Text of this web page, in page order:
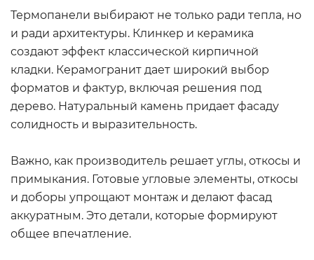
Термопанели выбирают не только ради тепла, но
и ради архитектуры. Клинкер и керамика
создают эффект классической кирпичной
кладки. Керамогранит дает широкий выбор
форматов и фактур, включая решения под
дерево. Натуральный камень придает фасаду
солидность и выразительность.
Важно, как производитель решает углы, откосы и
примыкания. Готовые угловые элементы, откосы
и доборы упрощают монтаж и делают фасад
аккуратным. Это детали, которые формируют
общее впечатление.